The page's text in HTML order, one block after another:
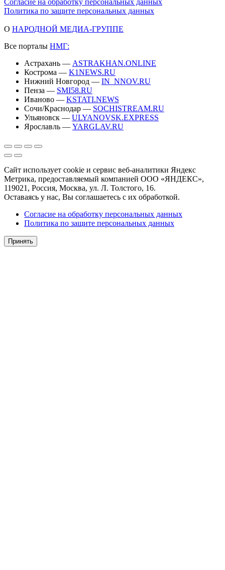
Политика по защите персональных данных
О НАРОДНОЙ МЕДИА-ГРУППЕ
Все порталы НМГ:
Астрахань — ASTRAKHAN.ONLINE
Кострома — K1NEWS.RU
Нижний Новгород — IN_NNOV.RU
Пенза — SMI58.RU
Иваново — KSTATI.NEWS
Сочи/Краснодар — SOCHISTREAM.RU
Ульяновск — ULYANOVSK.EXPRESS
Ярославль — YARGLAV.RU
Сайт использует cookie и сервис веб-аналитики Яндекс
Метрика, предоставляемый компанией ООО «ЯНДЕКС»,
119021, Россия, Москва, ул. Л. Толстого, 16.
Оставаясь у нас, Вы соглашаетесь с их обработкой.
Согласие на обработку персональных данных
Политика по защите персональных данных
Принять